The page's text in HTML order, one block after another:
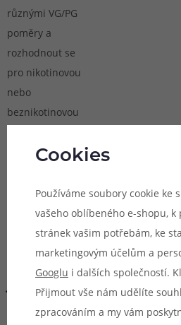
různými VG/PG
poměry a
rozhodnout se
pro nikotinovou
nebo
beznikotinovou
výhodné v
hotový e-liquid
nevyhovuje.
Návod -
správně
Cookies
Používáme soubory cookie ke
vašeho oblíbeného e-shopu,
stránek vašim potřebám, ke
marketingovým účelům a
Googlu i dalších společností.
Přijmout vše nám udělíte
zpracováním a my vám